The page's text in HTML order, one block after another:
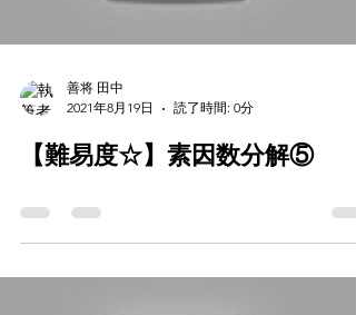
善将 田中
2021年8月19日
読了時間: 0分
【難易度☆】素因数分解⑤